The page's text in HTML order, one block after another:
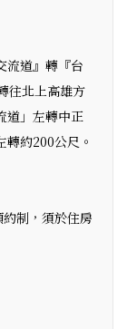
流道』轉『台
往北上高雄方
道」左轉中正
約200公尺。
制，須於住房